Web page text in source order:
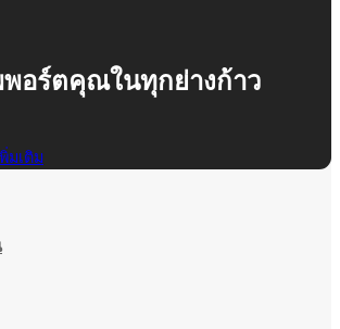
อร์ตคุณในทุกย่างก้าว
มเติม